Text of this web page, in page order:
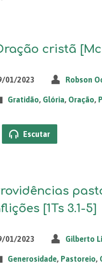
cristã [Mc
01/2023 Robson
Gratidão, Glória, Oração,
Escutar
[1Ts 3.1-5]
01/2023 Gilberto
Generosidade, Pastoreio,